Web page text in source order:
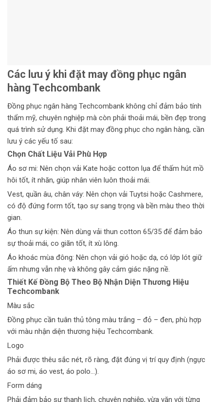
Các lưu ý khi đặt may đồng phục ngân
hàng Techcombank
Đồng phục ngân hàng Techcombank không chỉ đảm bảo tính
thẩm mỹ, chuyên nghiệp mà còn phải thoải mái, bền đẹp trong
quá trình sử dụng. Khi đặt may đồng phục cho ngân hàng, cần
lưu ý các yếu tố sau:
Chọn Chất Liệu Vải Phù Hợp
Áo sơ mi: Nên chọn vải Kate hoặc cotton lụa để thấm hút mồ
hôi tốt, ít nhăn, giúp nhân viên luôn thoải mái.
Vest, quần âu, chân váy: Nên chọn vải Tuytsi hoặc Cashmere,
có độ đứng form tốt, tạo sự sang trọng và bền màu theo thời
gian.
Áo thun sự kiện: Nên dùng vải thun cotton 65/35 để đảm bảo
sự thoải mái, co giãn tốt, ít xù lông.
Áo khoác mùa đông: Nên chọn vải gió hoặc dạ, có lớp lót giữ
ấm nhưng vẫn nhẹ và không gây cảm giác nặng nề.
Thiết Kế Đồng Bộ Theo Bộ Nhận Diện Thương Hiệu
Techcombank
Màu sắc
Đồng phục cần tuân thủ tông màu trắng – đỏ – đen, phù hợp
với màu nhận diện thương hiệu Techcombank.
Logo
Phải được thêu sắc nét, rõ ràng, đặt đúng vị trí quy định (ngực
áo sơ mi, áo vest, áo polo…).
Form dáng
Phải đảm bảo sự thanh lịch, chuyên nghiệp, vừa vặn với từng